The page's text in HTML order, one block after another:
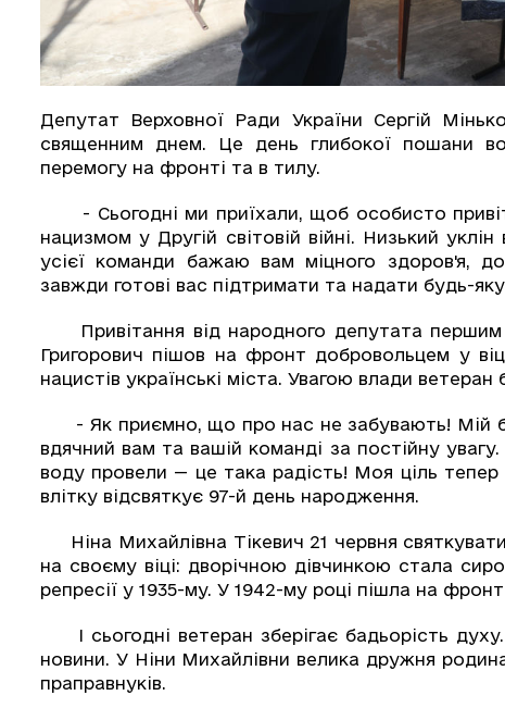
Депутат Верховної Ради України Сергій
священним днем. Це день глибокої пошани
перемогу на фронті та в тилу.
- Сьогодні ми приїхали, щоб особисто
нацизмом у Другій світовій війні. Низький
усієї команди бажаю вам міцного здоров'я,
завжди готові вас підтримати та надати будь-
Привітання від народного депутата
Григорович пішов на фронт добровольцем у
нацистів українські міста. Увагою влади ветеран
- Як приємно, що про нас не забувають! Мій
вдячний вам та вашій команді за постійну
воду провели — це така радість! Моя ціль
влітку відсвяткує 97-й день народження.
Ніна Михайлівна Тікевич 21 червня
на своєму віці: дворічною дівчинкою стала
репресії у 1935-му. У 1942-му році пішла на
І сьогодні ветеран зберігає бадьорість
новини. У Ніни Михайлівни велика дружня
праправнуків.